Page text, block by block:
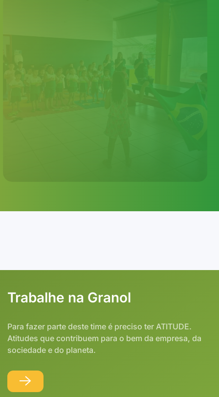
Trabalhe na Granol
Para fazer parte deste time é preciso ter ATITUDE.
Atitudes que contribuem para o bem da empresa, da
sociedade e do planeta.